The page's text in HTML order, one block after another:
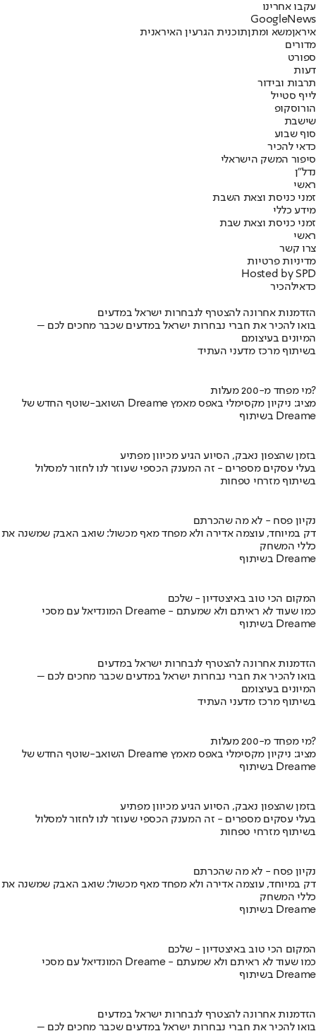
עקבו אחרינו
Googl eNews
איראןמשא ומתןתוכנית הגרעין האיראנית
מדורים
ספורט
דעות
תרבות ובידור
לייף סטייל
הורוסקופ
שישבת
סוף שבוע
כדאי להכיר
סיפור המשק הישראלי
נדל"ן
ראשי
זמני כניסת וצאת השבת
מידע כללי
זמני כניסת וצאת שבת
ראשי
צרו קשר
מדיניות פרטיות
Hosted by SPD
כדאילהכיר
הזדמנות אחרונה להצטרף לנבחרות ישראל במדעים
בואו להכיר את חברי נבחרות ישראל במדעים שכבר מחכים לכם –
המיונים בעיצומם
בשיתוף מרכז מדעני העתיד
מי מפחד מ-200 מעלות?
השואב-שוטף החדש של Dreame מציג: ניקיון מקסימלי באפס מאמץ
בשיתוף Dreame
בזמן שהצפון נאבק, הסיוע הגיע מכיוון מפתיע
בעלי עסקים מספרים - זה המענק הכספי שעוזר לנו לחזור למסלול
בשיתוף מזרחי טפחות
נקיון פסח - לא מה שהכרתם
דק במיוחד, עוצמה אדירה ולא מפחד מאף מכשול: שואב האבק שמשנה את
כללי המשחק
בשיתוף Dreame
המקום הכי טוב באיצטדיון - שלכם
המונדיאל עם מסכי Dreame - כמו שעוד לא ראיתם ולא שמעתם
בשיתוף Dreame
הזדמנות אחרונה להצטרף לנבחרות ישראל במדעים
בואו להכיר את חברי נבחרות ישראל במדעים שכבר מחכים לכם –
המיונים בעיצומם
בשיתוף מרכז מדעני העתיד
מי מפחד מ-200 מעלות?
השואב-שוטף החדש של Dreame מציג: ניקיון מקסימלי באפס מאמץ
בשיתוף Dreame
בזמן שהצפון נאבק, הסיוע הגיע מכיוון מפתיע
בעלי עסקים מספרים - זה המענק הכספי שעוזר לנו לחזור למסלול
בשיתוף מזרחי טפחות
נקיון פסח - לא מה שהכרתם
דק במיוחד, עוצמה אדירה ולא מפחד מאף מכשול: שואב האבק שמשנה את
כללי המשחק
בשיתוף Dreame
המקום הכי טוב באיצטדיון - שלכם
המונדיאל עם מסכי Dreame - כמו שעוד לא ראיתם ולא שמעתם
בשיתוף Dreame
הזדמנות אחרונה להצטרף לנבחרות ישראל במדעים
בואו להכיר את חברי נבחרות ישראל במדעים שכבר מחכים לכם –